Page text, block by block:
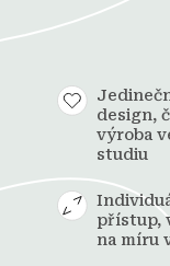
design,
výroba
studiu
přístup,
na míru